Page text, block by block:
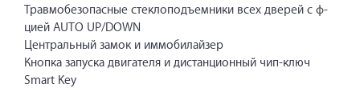
Травмобезопасные стеклоподъемники всех дверей с ф-
цией AUTO UP/DOWN
Центральный замок и иммобилайзер
Кнопка запуска двигателя и дистанционный чип-ключ
Smart Key